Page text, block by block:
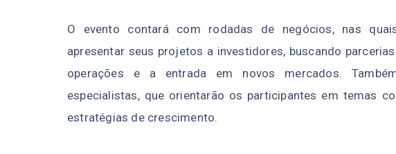
O evento contará com rodadas de negócios, nas
apresentar seus projetos a investidores, buscando
operações e a entrada em novos mercados.
especialistas, que orientarão os participantes em temas
estratégias de crescimento.